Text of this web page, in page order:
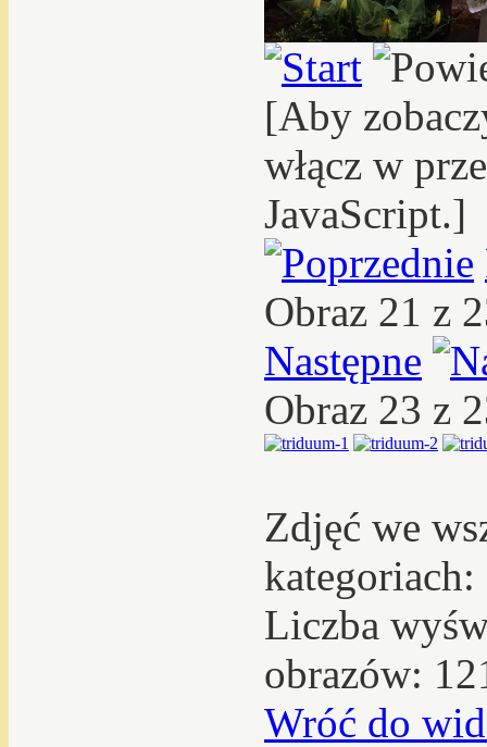
[Aby
włącz w
JavaScript.]
Obraz 21 z
Następne
Obraz 23 z
Zdjęć we
kategoriach:
Liczba
obrazów:
Wróć do